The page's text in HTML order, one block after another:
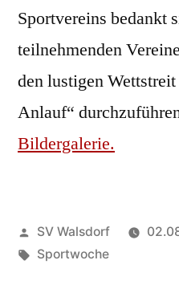
Sportvereins bedankt
teilnehmenden
den lustigen
Anlauf“
Bildergalerie.
Veröffentlicht
von
SV Walsdorf
Schlagwörter:
Sportwoche